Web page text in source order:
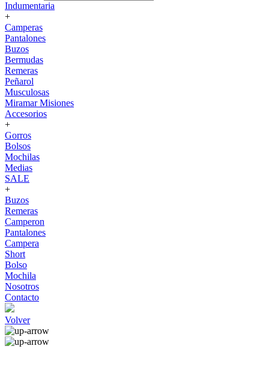
Indumentaria
+
Camperas
Pantalones
Buzos
Bermudas
Remeras
Peñarol
Musculosas
Miramar Misiones
Accesorios
+
Gorros
Bolsos
Mochilas
Medias
SALE
+
Buzos
Remeras
Camperon
Pantalones
Campera
Short
Bolso
Mochila
Nosotros
Contacto
Volver